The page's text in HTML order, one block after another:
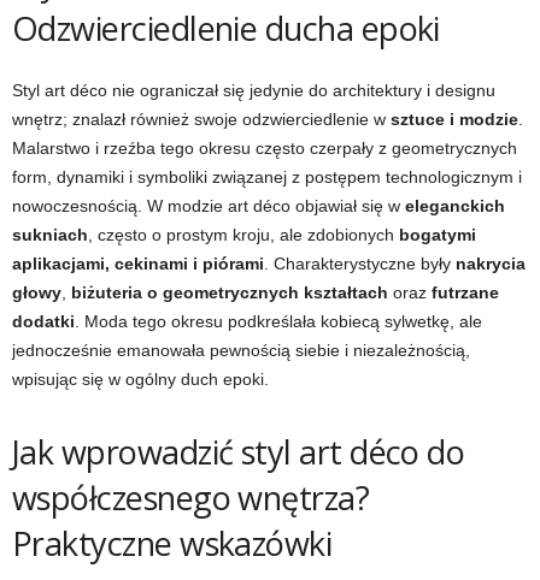
Odzwierciedlenie ducha epoki
Styl art déco nie ograniczał się jedynie do architektury i designu
wnętrz; znalazł również swoje odzwierciedlenie w sztuce i modzie
Malarstwo i rzeźba tego okresu często czerpały z geometrycznych
form, dynamiki i symboliki związanej z postępem technologicznym i
nowoczesnością. W modzie art déco objawiał się w eleganckich
sukniach , często o prostym kroju, ale zdobionych bogatymi
aplikacjami, cekinami i piórami . Charakterystyczne były nakrycia
głowy biżuteria o geometrycznych kształtach oraz futrzane
dodatki . Moda tego okresu podkreślała kobiecą sylwetkę, ale
jednocześnie emanowała pewnością siebie i niezależnością,
wpisując się w ogólny duch epoki.
Jak wprowadzić styl art déco do
współczesnego wnętrza?
Praktyczne wskazówki